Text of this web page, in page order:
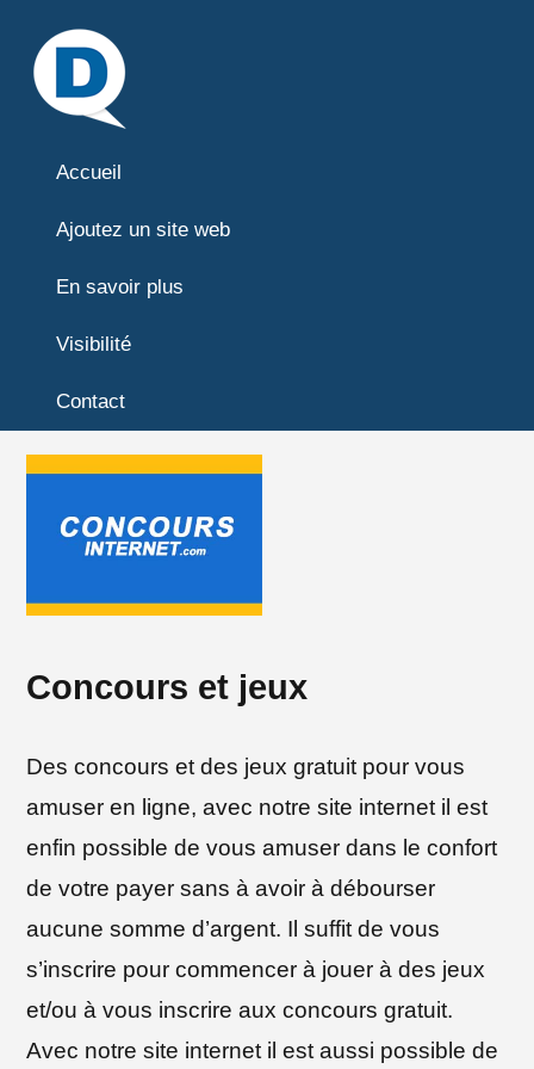
Accueil
Ajoutez un site web
En savoir plus
Visibilité
Contact
Concours et jeux
Des concours et des jeux gratuit pour vous
amuser en ligne, avec notre site internet il est
enfin possible de vous amuser dans le confort
de votre payer sans à avoir à débourser
aucune somme d’argent. Il suffit de vous
s’inscrire pour commencer à jouer à des jeux
et/ou à vous inscrire aux concours gratuit.
Avec notre site internet il est aussi possible de